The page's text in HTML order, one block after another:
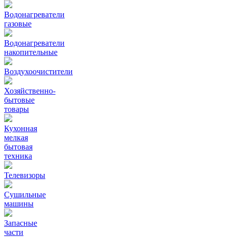
Водонагреватели
газовые
Водонагреватели
накопительные
Воздухоочистители
Хозяйственно-
бытовые
товары
Кухонная
мелкая
бытовая
техника
Телевизоры
Сушильные
машины
Запасные
части